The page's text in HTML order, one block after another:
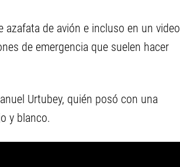
azafata de avión e incluso en un video
de emergencia que suelen hacer
Urtubey, quién posó con una
y blanco.